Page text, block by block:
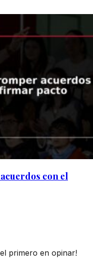
con el
primero en opinar!